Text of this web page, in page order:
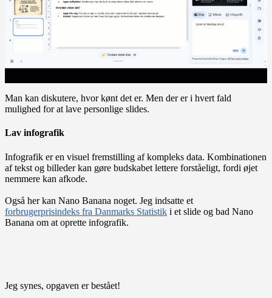
Man kan diskutere, hvor kønt det er. Men der er i hvert fald
mulighed for at lave personlige slides.
Lav infografik
Infografik er en visuel fremstilling af kompleks data. Kombinationen
af tekst og billeder kan gøre budskabet lettere forståeligt, fordi øjet
nemmere kan afkode.
Også her kan Nano Banana noget. Jeg indsatte et
forbrugerprisindeks fra Danmarks Statistik i et slide og bad Nano
Banana om at oprette infografik.
Jeg synes, opgaven er bestået!